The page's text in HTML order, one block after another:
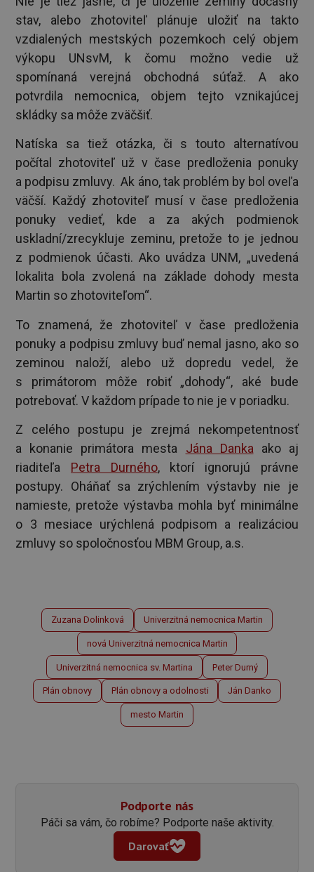
stav, alebo zhotoviteľ plánuje uložiť na takto
vzdialených mestských pozemkoch celý objem
výkopu UNsvM, k čomu možno vedie už
spomínaná verejná obchodná súťaž. A ako
potvrdila nemocnica, objem tejto vznikajúcej
skládky sa môže zväčšiť.
Natíska sa tiež otázka, či s touto alternatívou
počítal zhotoviteľ už v čase predloženia ponuky
a podpisu zmluvy. Ak áno, tak problém by bol oveľa
väčší. Každý zhotoviteľ musí v čase predloženia
ponuky vedieť, kde a za akých podmienok
uskladní/zrecykluje zeminu, pretože to je jednou
z podmienok účasti. Ako uvádza UNM, „uvedená
lokalita bola zvolená na základe dohody mesta
Martin so zhotoviteľom“.
To znamená, že zhotoviteľ v čase predloženia
ponuky a podpisu zmluvy buď nemal jasno, ako so
zeminou naloží, alebo už dopredu vedel, že
s primátorom môže robiť „dohody“, aké bude
potrebovať. V každom prípade to nie je v poriadku.
Z celého postupu je zrejmá nekompetentnosť
a konanie primátora mesta Jána Danka ako aj
riaditeľa Petra Durného, ktorí ignorujú právne
postupy. Oháňať sa zrýchlením výstavby nie je
namieste, pretože výstavba mohla byť minimálne
o 3 mesiace urýchlená podpisom a realizáciou
zmluvy so spoločnosťou MBM Group, a.s.
Zuzana Dolinková Univerzitná nemocnica Martin
nová Univerzitná nemocnica Martin
Univerzitná nemocnica sv. Martina Peter Durný
Plán obnovy Plán obnovy a odolnosti Ján Danko
mesto Martin
Podporte nás
Páči sa vám, čo robíme? Podporte naše aktivity.
Darovať